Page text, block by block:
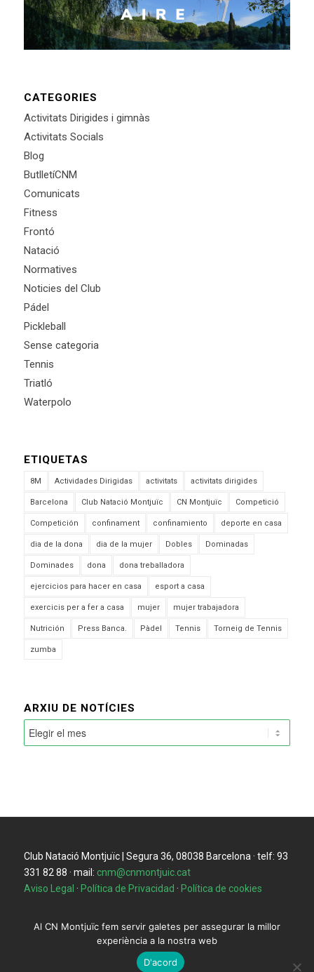
CATEGORIES
Activitats Dirigides i gimnàs
Activitats Socials
Blog
ButlletíCNM
Comunicats
Fitness
Frontó
Natació
Normatives
Noticies del Club
Pádel
Pickleball
Sense categoria
Tennis
Triatló
Waterpolo
ETIQUETAS
8M Actividades Dirigidas activitats activitats dirigides
Barcelona Club Natació Montjuïc CN Montjuïc Competició
Competición confinament confinamiento deporte en casa
dia de la dona dia de la mujer Dobles Dominadas
Dominades dona dona treballadora
ejercicios para hacer en casa esport a casa
exercicis per a fer a casa mujer mujer trabajadora
Nutrición Press Banca. Pàdel Tennis Torneig de Tennis
zumba
ARXIU DE NOTÍCIES
Club Natació Montjuïc | Segura 36, 08038 Barcelona · telf: 93
331 82 88 · mail: cnm@cnmontjuic.cat
Aviso Legal · Política de Privacidad · Política de cookies
Al CN Montjuïc fem servir galetes per assegurar la millor
experiència a la nostra web
D'acord